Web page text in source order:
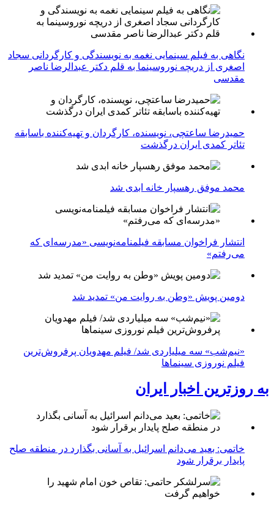
نگاهی به فیلم سینمایی نغمه به نویسندگی و کارگردانی سجاد
اصغری از دریچه نوروسینما به قلم دکتر عبدالرضا ناصر
مقدسی
حمیدرضا ساعتچی، نویسنده، کارگردان و تهیه‌کننده باسابقه
تئاتر کمدی ایران درگذشت
محمد موفق رهسپار خانه ابدی شد
انتشار فراخوان مسابقه فیلمنامه‌نویسی «مدرسه‌ای که
می‌رفتم»
دومین پویش «وطن به روایت من» تمدید شد
«نیم‌شب» سه میلیاردی شد/ فیلم مهدویان پرفروش‌ترین
فیلم نوروزی سینماها
به روزترین اخبار ایران
خاتمی: بعید می‌دانم اسرائیل به آسانی بگذارد در منطقه صلح
پایدار برقرار شود